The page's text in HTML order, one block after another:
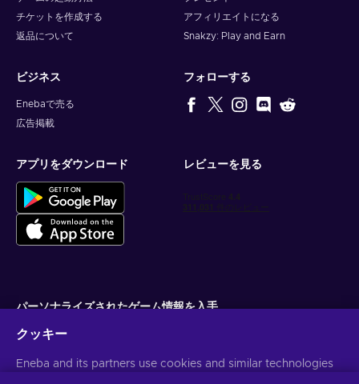
チケットを作成する
返品について
アフィリエイトになる
Snakzy: Play and Earn
ビジネス
Enebaで売る
広告掲載
フォローする
アプリをダウンロード レビューを見る
パーソナライズされたゲーム情報を入手
配信停止はいつでも可能です。詳しくは個人情報保護方針をご覧くださ
クッキー
Eneba and its partners use cookies and similar technologies